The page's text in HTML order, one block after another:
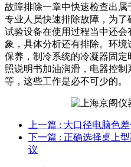
故障排除一章中快速检查出
专业人员快速排除故障，为
试验设备在使用过程当中还
象，具体分析还有排除。环
保养，制冷系统的冷凝器固
照说明书加油润滑，电器控
等，这些工作是必不可少的。
上一篇 : 大口径电脑色
下一篇 : 正确选择桌上
议